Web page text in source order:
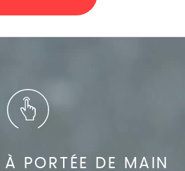
À PORTÉE DE MAIN